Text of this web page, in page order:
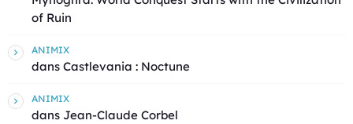
of Ruin
ANIMIX
dans Castlevania : Noctune
ANIMIX
dans Jean-Claude Corbel